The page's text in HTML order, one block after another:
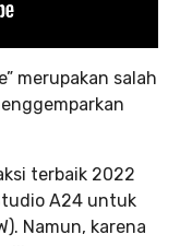
merupakan salah
terbaik 2022
A24 untuk
Namun, karena